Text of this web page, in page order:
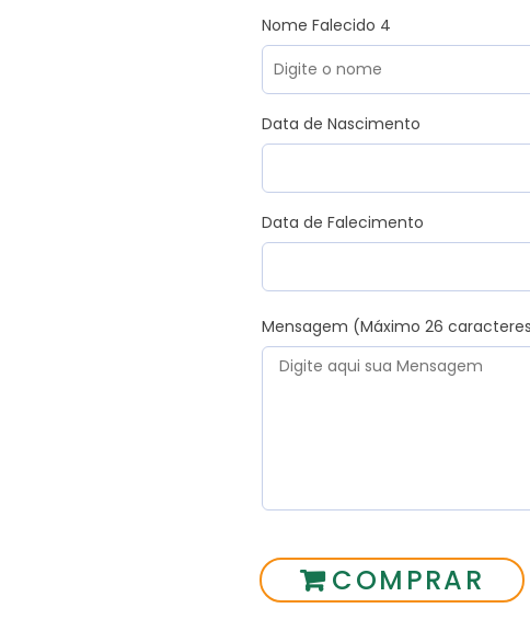
Nome Falecido 4
Data de Nascimento
Data de Falecimento
Mensagem (Máximo 26
COMPRAR